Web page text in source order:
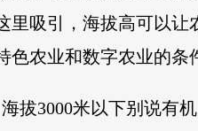
吸引，海拔高可以
农业和数字农业的条
拔3000米以下别说有